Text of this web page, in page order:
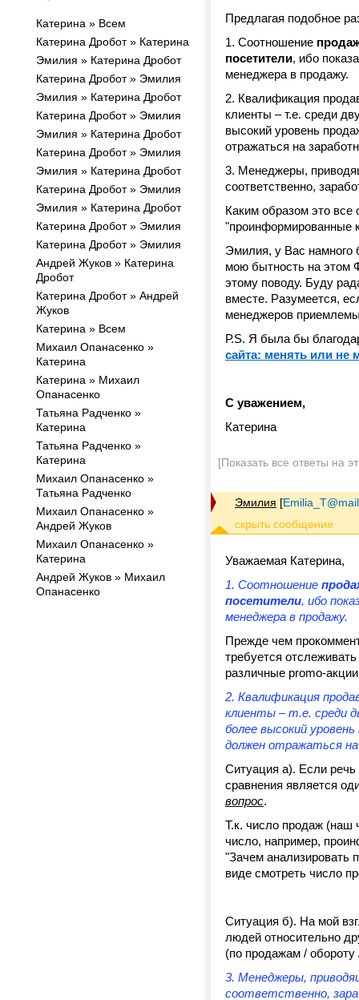
Катерина » Всем
Катерина Дробот » Катерина
Эмилия » Катерина Дробот
Катерина Дробот » Эмилия
Эмилия » Катерина Дробот
Катерина Дробот » Эмилия
Эмилия » Катерина Дробот
Катерина Дробот » Эмилия
Эмилия » Катерина Дробот
Катерина Дробот » Эмилия
Эмилия » Катерина Дробот
Катерина Дробот » Эмилия
Катерина Дробот » Эмилия
Андрей Жуков » Катерина
Дробот
Катерина Дробот » Андрей
Жуков
Катерина » Всем
Михаил Опанасенко »
Катерина
Катерина » Михаил
Опанасенко
Татьяна Радченко »
Катерина
Татьяна Радченко »
Катерина
Михаил Опанасенко »
Татьяна Радченко
Михаил Опанасенко »
Андрей Жуков
Михаил Опанасенко »
Катерина
Андрей Жуков » Михаил
Опанасенко
Предлагая подобное
Соотношение
посетители, ибо
менеджера в продажу.
Квалификация
клиенты – т.е. среди
высокий уровень
отражаться на
Менеджеры,
соответственно,
Каким образом это все
"проинформированные
Эмилия, у Вас намного
мою бытность на этом
этому поводу. Буду
вместе. Разумеется,
менеджеров
Р.S. Я была бы
сайта: менять или не
С уважением,
Катерина
[Показать все ответы на
Эмилия [
Уважаемая Катерина,
1. Соотношение
посетители, ибо
менеджера в продажу.
Прежде чем
требуется
различные promo-
2. Квалификация
клиенты – т.е. среди
более высокий
должен отражаться
Ситуация а). Если речь
сравнения является
вопрос.
Т.к. число продаж (наш
число, например,
"Зачем анализировать
виде смотреть число
Ситуация б). На мой
людей относительно
(по продажам / обороту
3. Менеджеры,
соответственно,